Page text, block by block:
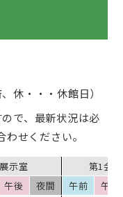
休・・・休館日）
で、最新状況は必
わせください。
展示室
第1会
午後 夜間 午前
午後